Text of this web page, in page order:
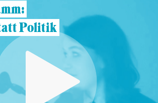
Politik